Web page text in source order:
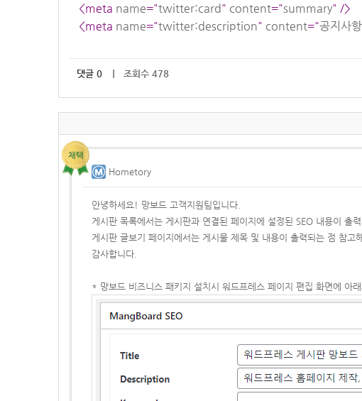
<meta name="twitter:card" content="summary" />
<meta name="twitter:description" content="공지사항
댓글 0 ｜ 조회수 478
Hometory
안녕하세요! 망보드 고객지원팀입니다.
게시판 목록에서는 게시판과 연결된 페이지에 설정된 SEO 내용이 출력
게시판 글보기 페이지에서는 게시물 제목 및 내용이 출력되는 점 참고
감사합니다.
* 망보드 비즈니스 패키지 설치시 워드프레스 페이지 편집 화면에 아